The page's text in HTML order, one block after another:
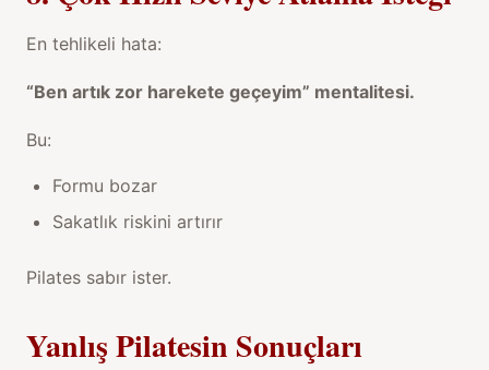
En tehlikeli hata:
“Ben artık zor harekete geçeyim” mentalitesi.
Bu:
Formu bozar
Sakatlık riskini artırır
Pilates sabır ister.
Yanlış Pilatesin Sonuçları